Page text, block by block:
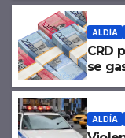
ALDÍA
CRD
se
ALDÍA